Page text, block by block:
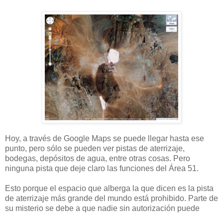
Hoy, a través de Google Maps se puede llegar hasta ese
punto, pero sólo se pueden ver pistas de aterrizaje,
bodegas, depósitos de agua, entre otras cosas. Pero
ninguna pista que deje claro las funciones del Área 51.
Esto porque el espacio que alberga la que dicen es la pista
de aterrizaje más grande del mundo está prohibido. Parte de
su misterio se debe a que nadie sin autorización puede